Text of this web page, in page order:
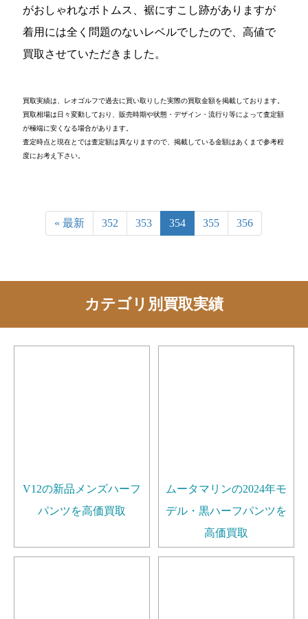
がおしゃれなボトムス、裾にすこし跡がありますが
着用には全く問題のないレベルでしたので、高値で
買取させていただきました。
買取実績は、レオゴルフで過去に買い取りした実際の買取金額を掲載しております。
買取相場は日々変動しており、販売時期や状態・デザイン・流行り等によって査定額
が極端に安くなる場合があります。
査定時点と現在とでは査定額は異なりますので、掲載している金額はあくまで参考程
度にお考え下さい。
« 最新 352 353 354 355 356
カテゴリ別買取実績
V12の新品メンズハーフ
パンツを高価買取
ムータマリンの2024年モ
デル・黒ハーフパンツを
高価買取